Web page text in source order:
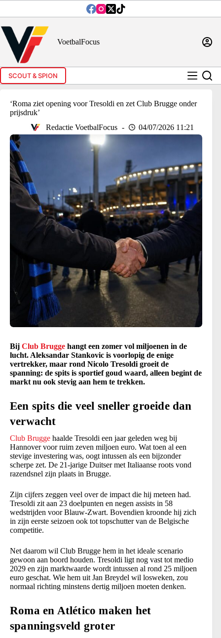
inhoud
VoetbalFocus
SCOUT & SPION
‘Roma ziet opening voor Tresoldi en zet Club Brugge onder
prijsdruk’
Redactie VoetbalFocus
04/07/2026 11:21
Bij Club Brugge hangt een zomer vol miljoenen in de
lucht. Aleksandar Stankovic is voorlopig de enige
vertrekker, maar rond Nicolo Tresoldi groeit de
spanning: de spits is sportief goud waard, alleen begint de
markt nu ook stevig aan hem te trekken.
Een spits die veel sneller groeide dan
verwacht
Club Brugge haalde Tresoldi een jaar geleden weg bij
Hannover voor ruim zeven miljoen euro. Wat toen al een
stevige investering was, oogt intussen als een bijzonder
scherpe zet. De 21-jarige Duitser met Italiaanse roots vond
razendsnel zijn plaats in Brugge.
Zijn cijfers zeggen veel over de impact die hij meteen had.
Tresoldi zit aan 23 doelpunten en negen assists in 58
wedstrijden voor Blauw-Zwart. Bovendien kroonde hij zich
in zijn eerste seizoen ook tot topschutter van de Belgische
competitie.
Net daarom wil Club Brugge hem in het ideale scenario
gewoon aan boord houden. Tresoldi ligt nog vast tot medio
2029 en zijn marktwaarde wordt intussen al rond 25 miljoen
euro geschat. Wie hem uit Jan Breydel wil losweken, zou
normaal richting minstens dertig miljoen moeten denken.
Roma en Atlético maken het
spanningsveld groter